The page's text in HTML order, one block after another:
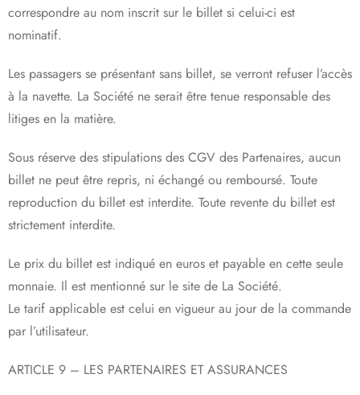
correspondre au nom inscrit sur le billet si celui-ci est
nominatif.
Les passagers se présentant sans billet, se verront refuser l’accès
à la navette. La Société ne serait être tenue responsable des
litiges en la matière.
Sous réserve des stipulations des CGV des Partenaires, aucun
billet ne peut être repris, ni échangé ou remboursé. Toute
reproduction du billet est interdite. Toute revente du billet est
strictement interdite.
Le prix du billet est indiqué en euros et payable en cette seule
monnaie. Il est mentionné sur le site de La Société.
Le tarif applicable est celui en vigueur au jour de la commande
par l’utilisateur.
ARTICLE 9 – LES PARTENAIRES ET ASSURANCES